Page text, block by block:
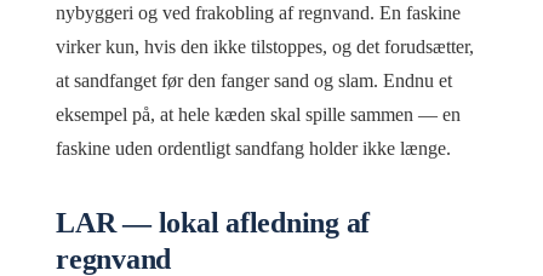
nybyggeri og ved frakobling af regnvand. En faskine
virker kun, hvis den ikke tilstoppes, og det forudsætter,
at sandfanget før den fanger sand og slam. Endnu et
eksempel på, at hele kæden skal spille sammen — en
faskine uden ordentligt sandfang holder ikke længe.
LAR — lokal afledning af
regnvand